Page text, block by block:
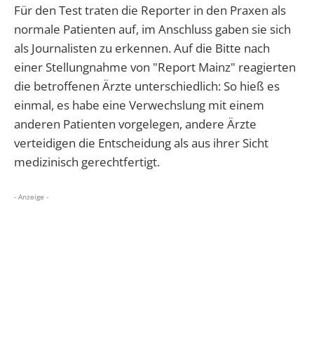
Für den Test traten die Reporter in den Praxen als
normale Patienten auf, im Anschluss gaben sie sich
als Journalisten zu erkennen. Auf die Bitte nach
einer Stellungnahme von "Report Mainz" reagierten
die betroffenen Ärzte unterschiedlich: So hieß es
einmal, es habe eine Verwechslung mit einem
anderen Patienten vorgelegen, andere Ärzte
verteidigen die Entscheidung als aus ihrer Sicht
medizinisch gerechtfertigt.
- Anzeige -